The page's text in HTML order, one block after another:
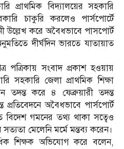
প্রাথমিক বিদ্যালয়ের সহকারি
চাকুরি করলেও পার্সপোর্টে
উল্লেখ করে অবৈধভাবে পাসপোর্ট
দীর্ঘদিন ভারতে যাতায়াত
পত্রিকায় সংবাদ প্রকাশ হওয়ায়
সহকারি জেলা প্রাথমিক শিক্ষা
তদন্ত করে ৪ ফেব্রুয়ারী তদন্ত
প্রতিবেদনে অবৈধভাবে পার্সপোর্ট
বিদেশ গমনের তথ্য থাকা সত্বেও
মেলেনি মর্মে মন্তব্য করেন।
শিক্ষক অভিযোগ করে বলেন,